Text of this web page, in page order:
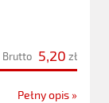
zł
5,20
Brutto
Pełny opis »